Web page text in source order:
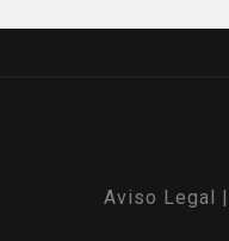
Aviso Legal |